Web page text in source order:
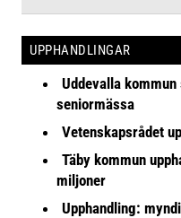
UPPHANDLINGAR
Uddevalla
seniormässa
Vetenskapsrådet
Täby kommun
miljoner
Upphandling: